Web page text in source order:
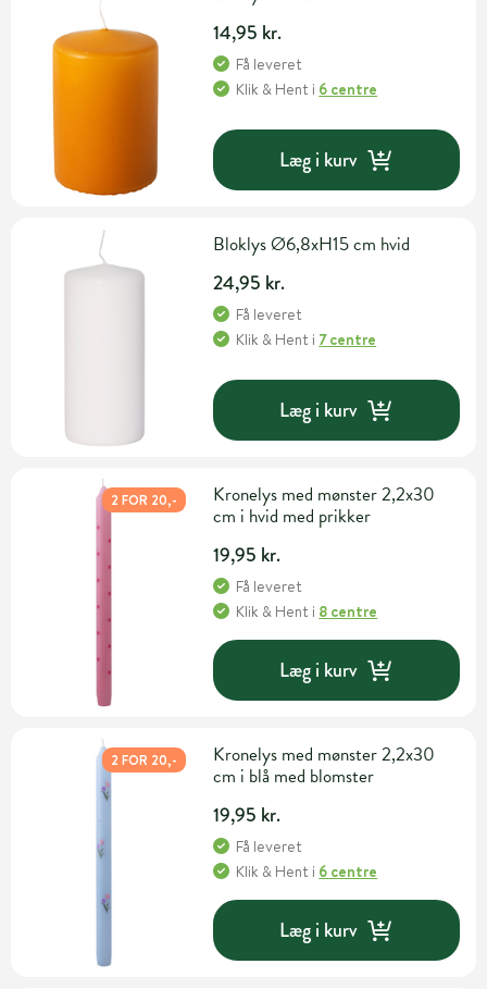
14,95 kr.
Få leveret
Klik & Hent i 6 centre
Læg i kurv
Bloklys Ø6,8xH15 cm hvid
24,95 kr.
Få leveret
Klik & Hent i 7 centre
Læg i kurv
2 FOR 20,-
Kronelys med mønster 2,2x30
cm i hvid med prikker
19,95 kr.
Få leveret
Klik & Hent i 8 centre
Læg i kurv
2 FOR 20,-
Kronelys med mønster 2,2x30
cm i blå med blomster
19,95 kr.
Få leveret
Klik & Hent i 6 centre
Læg i kurv